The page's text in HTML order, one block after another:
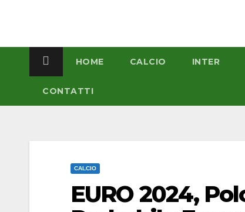
HOME CALCIO INTER
CONTATTI
CALCIO
EURO 2024,